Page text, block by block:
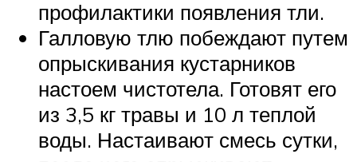
профилактики появления тли.
Галловую тлю побеждают путем
опрыскивания кустарников
настоем чистотела. Готовят его
из 3,5 кг травы и 10 л теплой
воды. Настаивают смесь сутки,